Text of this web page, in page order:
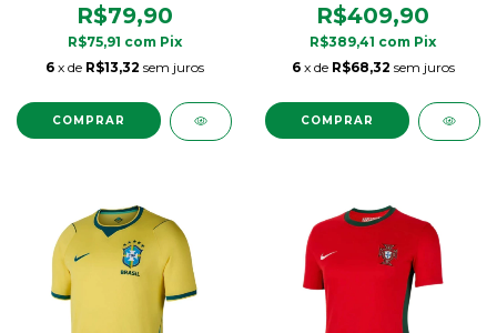
R$79,90
R$75,91 com Pix
6 x de R$13,32 sem juros
COMPRAR
R$409,90
R$389,41 com Pix
6 x de R$68,32 sem juros
COMPRAR